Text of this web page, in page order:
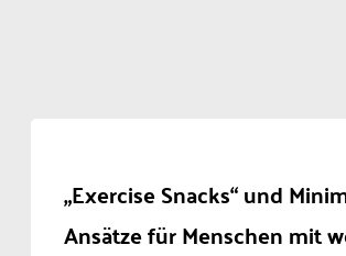
„Exercise Snacks“ und
Ansätze für Menschen mit